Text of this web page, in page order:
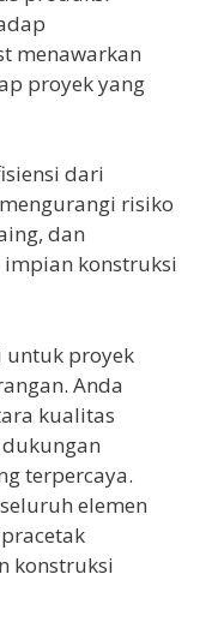
menawarkan
proyek yang
dari
risiko
dan
konstruksi
untuk proyek
Anda
kualitas
terpercaya.
elemen
konstruksi